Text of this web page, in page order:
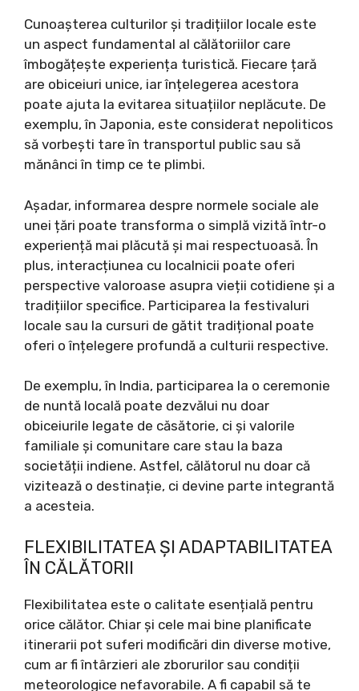
Cunoașterea culturilor și tradițiilor locale este
un aspect fundamental al călătoriilor care
îmbogățește experiența turistică. Fiecare țară
are obiceiuri unice, iar înțelegerea acestora
poate ajuta la evitarea situațiilor neplăcute. De
exemplu, în Japonia, este considerat nepoliticos
să vorbești tare în transportul public sau să
mănânci în timp ce te plimbi.
Așadar, informarea despre normele sociale ale
unei țări poate transforma o simplă vizită într-o
experiență mai plăcută și mai respectuoasă. În
plus, interacțiunea cu localnicii poate oferi
perspective valoroase asupra vieții cotidiene și a
tradițiilor specifice. Participarea la festivaluri
locale sau la cursuri de gătit tradițional poate
oferi o înțelegere profundă a culturii respective.
De exemplu, în India, participarea la o ceremonie
de nuntă locală poate dezvălui nu doar
obiceiurile legate de căsătorie, ci și valorile
familiale și comunitare care stau la baza
societății indiene. Astfel, călătorul nu doar că
vizitează o destinație, ci devine parte integrantă
a acesteia.
FLEXIBILITATEA ȘI ADAPTABILITATEA
ÎN CĂLĂTORII
Flexibilitatea este o calitate esențială pentru
orice călător. Chiar și cele mai bine planificate
itinerarii pot suferi modificări din diverse motive,
cum ar fi întârzieri ale zborurilor sau condiții
meteorologice nefavorabile. A fi capabil să te